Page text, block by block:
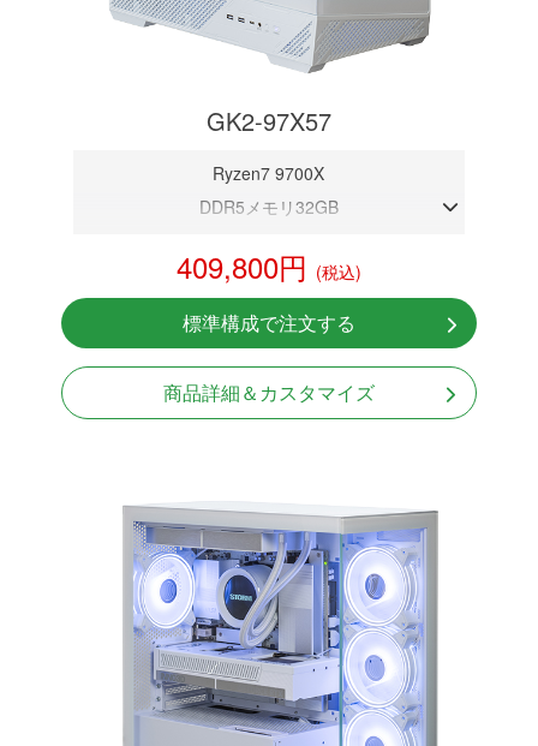
GK2-97X57
Ryzen7 9700X
DDR5メモリ32GB
NVMeSSD 1TB
無線LAN Bluetooth対応
Windows11 Home 64bit
LCDスクリーン搭載
409,800円 (税込)
標準構成で注文する
商品詳細＆カスタマイズ